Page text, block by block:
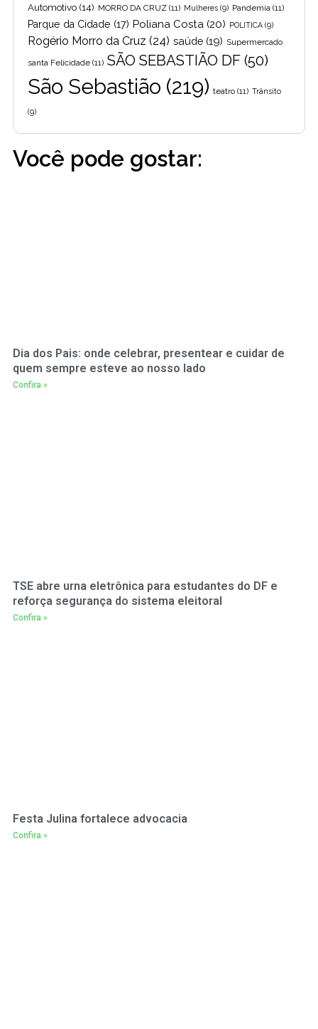
Automotivo (14) MORRO DA CRUZ (11) Mulheres (9) Pandemia (11)
Parque da Cidade (17) Poliana Costa (20) POLITICA (9)
Rogério Morro da Cruz (24) saúde (19) Supermercado
santa Felicidade (11) SÃO SEBASTIÃO DF (50)
São Sebastião (219) teatro (11) Trânsito
(9)
Você pode gostar:
Dia dos Pais: onde celebrar, presentear e cuidar de
quem sempre esteve ao nosso lado
Confira »
TSE abre urna eletrônica para estudantes do DF e
reforça segurança do sistema eleitoral
Confira »
Festa Julina fortalece advocacia
Confira »